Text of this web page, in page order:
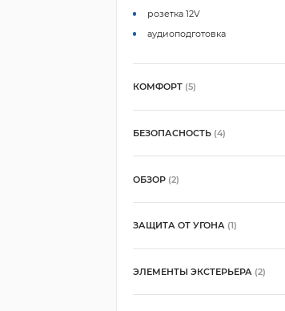
розетка 12V
аудиоподготовка
КОМФОРТ (5)
БЕЗОПАСНОСТЬ (4)
ОБЗОР (2)
ЗАЩИТА ОТ УГОНА (1)
ЭЛЕМЕНТЫ ЭКСТЕРЬЕРА (2)